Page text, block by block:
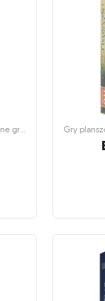
Gry planszowe i towarzyskie / Rodzinne gry planszowe
Podnieś